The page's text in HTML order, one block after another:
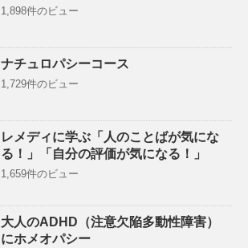
1,898件のビュー
ナチュロパシーコース
1,729件のビュー
レメディに学ぶ「人のことばが気にな
る！」「自分の評価が気になる！」
1,659件のビュー
大人のADHD（注意欠陥多動性障害）
にホメオパシー